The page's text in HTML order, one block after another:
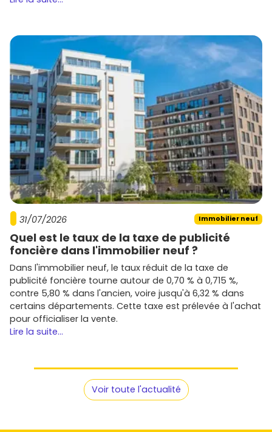
31/07/2026 Immobilier neuf
Quel est le taux de la taxe de publicité
foncière dans l'immobilier neuf ?
Dans l'immobilier neuf, le taux réduit de la taxe de
publicité foncière tourne autour de 0,70 % à 0,715 %,
contre 5,80 % dans l'ancien, voire jusqu'à 6,32 % dans
certains départements. Cette taxe est prélevée à l'achat
pour officialiser la vente.
Lire la suite...
Voir toute l'actualité